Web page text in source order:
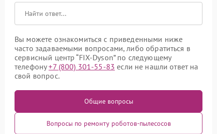
Вы можете ознакомиться с приведенными ниже
часто задаваемыми вопросами, либо обратиться в
сервисный центр “FIX-Dyson” по следующему
телефону+7 (800) 301-55-83 если не нашли ответ на
свой вопрос.
Общие вопросы
Вопросы по ремонту роботов-пылесосов